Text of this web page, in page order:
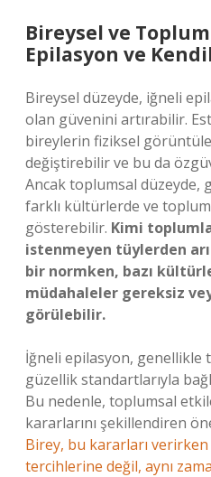
Bireysel ve
Epilasyon ve
Bireysel düzeyde, iğneli
olan güvenini artırabilir.
bireylerin fiziksel
değiştirebilir ve bu da
Ancak toplumsal düzeyde,
farklı kültürlerde ve
gösterebilir. Kimi
istenmeyen tüylerden
bir normken, bazı
müdahaleler gereksiz
görülebilir.
İğneli epilasyon, genellikle
güzellik standartlarıyla
Bu nedenle, toplumsal
kararlarını şekillendiren
Birey, bu kararları verirken
tercihlerine değil, aynı